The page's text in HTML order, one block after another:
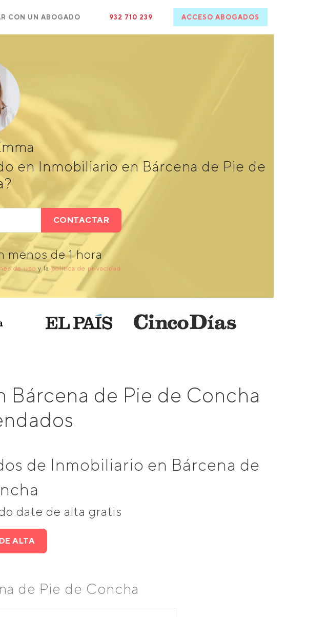
CON UN ABOGADO 932 710 239 ACCESO ABOGADOS
en Inmobiliario en Bárcena de Pie de
CONTACTAR
menos de 1 hora
de uso y la política de privacidad
de Pie de Concha
de Inmobiliario en Bárcena de
date de alta gratis
ALTA
de Pie de Concha